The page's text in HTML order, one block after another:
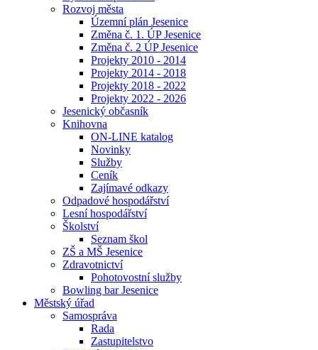
Rozvoj města
Územní plán Jesenice
Změna č. 1. ÚP Jesenice
Změna č. 2 ÚP Jesenice
Projekty 2010 - 2014
Projekty 2014 - 2018
Projekty 2018 - 2022
Projekty 2022 - 2026
Jesenický občasník
Knihovna
ON-LINE katalog
Novinky
Služby
Ceník
Zajímavé odkazy
Odpadové hospodářství
Lesní hospodářství
Školství
Seznam škol
ZŠ a MŠ Jesenice
Zdravotnictví
Pohotovostní služby
Bowling bar Jesenice
Městský úřad
Samospráva
Rada
Zastupitelstvo